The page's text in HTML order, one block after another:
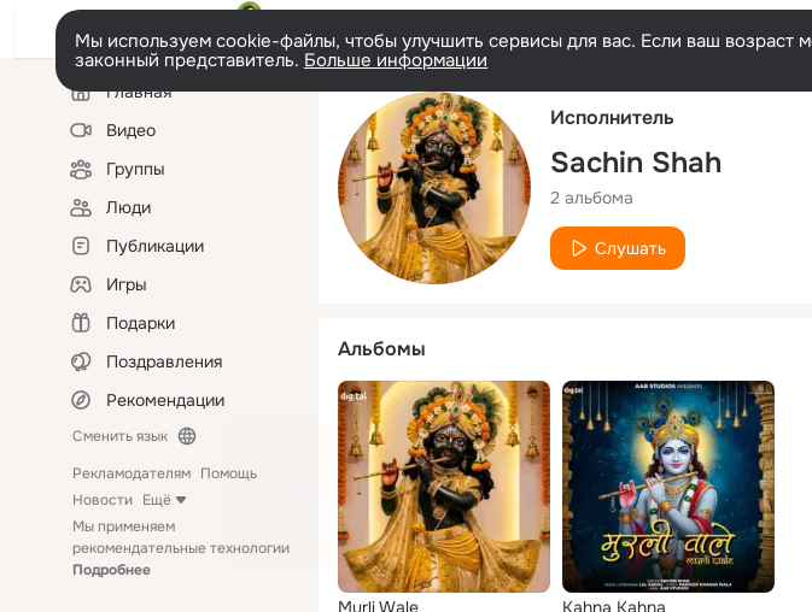
Мы используем cookie-файлы, чтобы улучшить сервисы для вас. Если ваш возраст
законный представитель. Больше информации
Левая
колонкаГлавная
Видео
Группы
Люди
Публикации
Игры
Подарки
Поздравления
Рекомендации
Сменить язык
Рекламодателям Помощь
Новости Ещё
Мы применяем
рекомендательные технологии
Подробнее
Исполнитель
Sachin Shah
2 альбома
Слушать
Альбомы
Murli Wale Kahna Kahna